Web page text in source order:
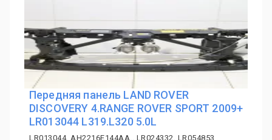
Передняя панель LAND ROVER
DISCOVERY 4.RANGE ROVER SPORT 2009+
LR013044 L319.L320 5.0L
LR013044, AH2216E144AA., LR024332, LR054853